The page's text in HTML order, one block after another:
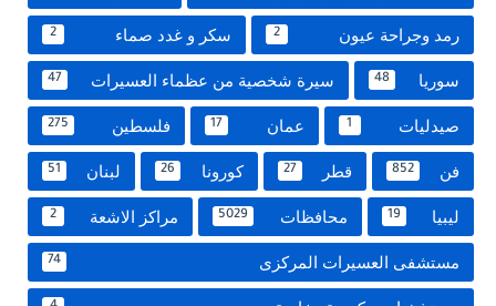
رمد وجراحة عيون 2 سكر و غدد صماء 2
سوريا 48 سيرة شخصية من عظماء العسيرات 47
صيدليات 1 عمان 17 فلسطين 275
فن 852 قطر 27 كورونا 26 لبنان 51
ليبيا 19 محافظات 5029 مراكز الاشعة 2
مستشفى العسيرات المركزى 74